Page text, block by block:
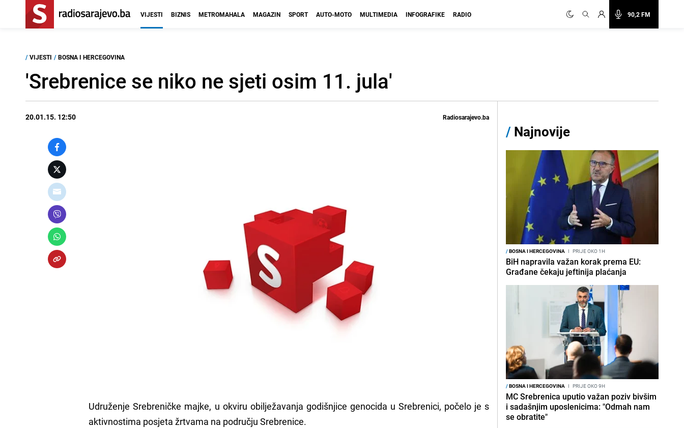
90,2 FM
VIJESTI BIZNIS METROMAHALA MAGAZIN SPORT AUTO-MOTO MULTIMEDIA INFOGRAFIKE RADIO
/ VIJESTI / BOSNA I HERCEGOVINA
'Srebrenice se niko ne sjeti osim 11. jula'
20.01.15. 12:50 Radiosarajevo.ba
Udruženje Srebreničke majke, u okviru obilježavanja godišnjice genocida u Srebrenici, počelo je s
aktivnostima posjeta žrtvama na području Srebrenice.
/ Najnovije
/BOSNA I HERCEGOVINA I PRIJE OKO 1H
BiH napravila važan korak prema EU:
Građane čekaju jeftinija plaćanja
/BOSNA I HERCEGOVINA I PRIJE OKO 9H
MC Srebrenica uputio važan poziv bivšim
i sadašnjim uposlenicima: "Odmah nam
se obratite"